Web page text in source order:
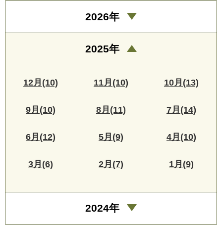
2026年
2025年
12月(10) 11月(10) 10月(13)
9月(10) 8月(11) 7月(14)
6月(12) 5月(9) 4月(10)
3月(6) 2月(7) 1月(9)
2024年